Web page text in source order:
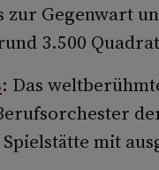
Gegenwart
3.500
: Das
mit